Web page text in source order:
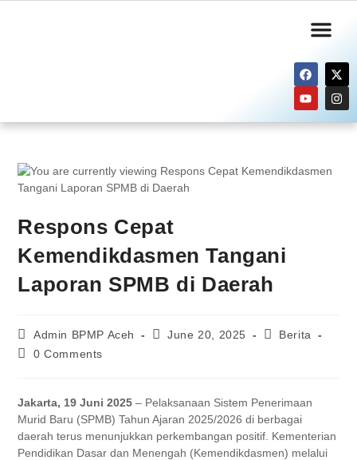
Respons Cepat
Kemendikdasmen Tangani
Laporan SPMB di Daerah
Admin BPMP Aceh June 20, 2025
Berita
0 Comments
Jakarta, 19 Juni 2025– Pelaksanaan Sistem Penerimaan
Murid Baru (SPMB) Tahun Ajaran 2025/2026 di berbagai
daerah terus menunjukkan perkembangan positif. Kementerian
Pendidikan Dasar dan Menengah (Kemendikdasmen) melalui